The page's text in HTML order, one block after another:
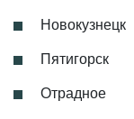
Новокузнецк
Пятигорск
Отрадное